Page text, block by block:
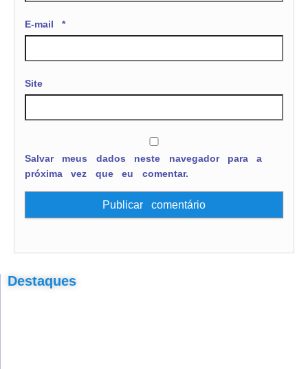
E-mail*
Site
Salvar meus dados neste navegador para a
próxima vez que eu comentar.
Destaques